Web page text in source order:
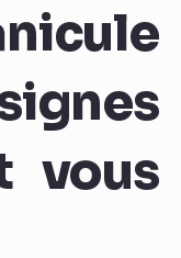
vous